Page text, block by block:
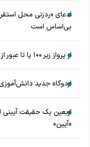
ادعای «ردزنی محل
بی‌اساس است
از پرواز زیر ۱۰۰ پا تا عبور از پدافند‌های گسترده دشمن
اردوگاه جدید
اربعین یک حقیقت آیینی
«آیین»